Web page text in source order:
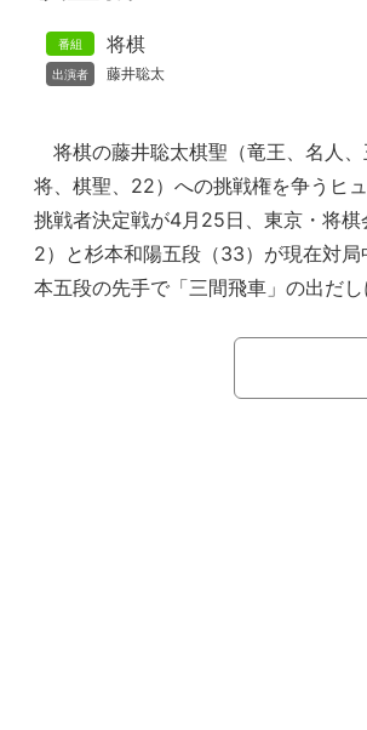
将棋
藤井聡太
将棋の藤井聡太棋聖（竜王、名人
将、棋聖、22）への挑戦権を争うヒ
挑戦者決定戦が4月25日、東京・将
2）と杉本和陽五段（33）が現在対
本五段の先手で「三間飛車」の出だ
永瀬九段は、2009年10月に四段昇
期）、順位戦A級（A級：3期）。タ